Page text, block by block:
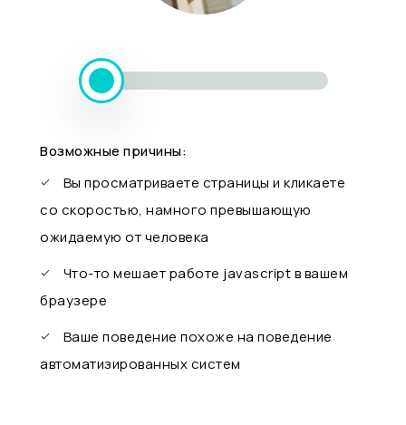
Возможные причины:
Вы просматриваете страницы и кликаете
со скоростью, намного превышающую
ожидаемую от человека
Что-то мешает работе javascript в вашем
браузере
Ваше поведение похоже на поведение
автоматизированных систем